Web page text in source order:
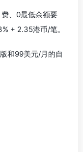
、0最低余额要
+ 2.35港币/笔。
和99美元/月的自